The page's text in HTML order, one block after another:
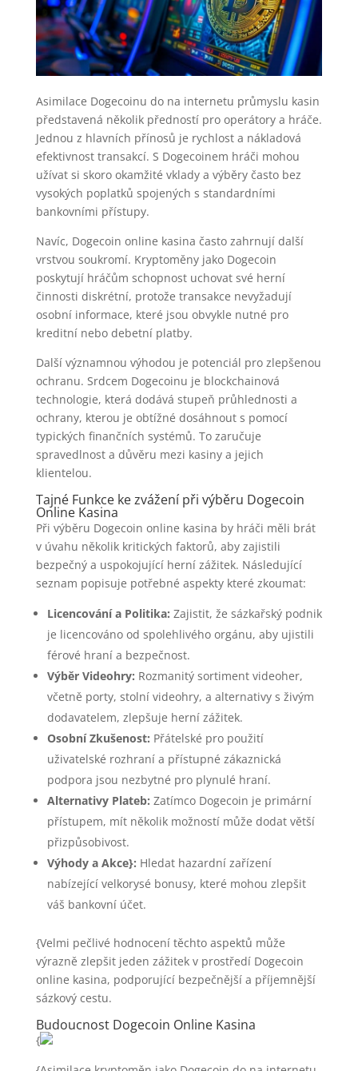
Asimilace Dogecoinu do na internetu průmyslu kasin
představená několik předností pro operátory a hráče.
Jednou z hlavních přínosů je rychlost a nákladová
efektivnost transakcí. S Dogecoinem hráči mohou
užívat si skoro okamžité vklady a výběry často bez
vysokých poplatků spojených s standardními
bankovními přístupy.
Navíc, Dogecoin online kasina často zahrnují další
vrstvou soukromí. Kryptoměny jako Dogecoin
poskytují hráčům schopnost uchovat své herní
činnosti diskrétní, protože transakce nevyžadují
osobní informace, které jsou obvykle nutné pro
kreditní nebo debetní platby.
Další významnou výhodou je potenciál pro zlepšenou
ochranu. Srdcem Dogecoinu je blockchainová
technologie, která dodává stupeň průhlednosti a
ochrany, kterou je obtížné dosáhnout s pomocí
typických finančních systémů. To zaručuje
spravedlnost a důvěru mezi kasiny a jejich
klientelou.
Tajné Funkce ke zvážení při výběru Dogecoin
Online Kasina
Při výběru Dogecoin online kasina by hráči měli brát
v úvahu několik kritických faktorů, aby zajistili
bezpečný a uspokojující herní zážitek. Následující
seznam popisuje potřebné aspekty které zkoumat:
Licencování a Politika: Zajistit, že sázkařský podnik
je licencováno od spolehlivého orgánu, aby ujistili
férové hraní a bezpečnost.
Výběr Videohry: Rozmanitý sortiment videoher,
včetně porty, stolní videohry, a alternativy s živým
dodavatelem, zlepšuje herní zážitek.
Osobní Zkušenost: Přátelské pro použití
uživatelské rozhraní a přístupné zákaznická
podpora jsou nezbytné pro plynulé hraní.
Alternativy Plateb: Zatímco Dogecoin je primární
přístupem, mít několik možností může dodat větší
přizpůsobivost.
Výhody a Akce}: Hledat hazardní zařízení
nabízející velkorysé bonusy, které mohou zlepšit
váš bankovní účet.
{Velmi pečlivé hodnocení těchto aspektů může
výrazně zlepšit jeden zážitek v prostředí Dogecoin
online kasina, podporující bezpečnější a příjemnější
sázkový cestu.
Budoucnost Dogecoin Online Kasina
{